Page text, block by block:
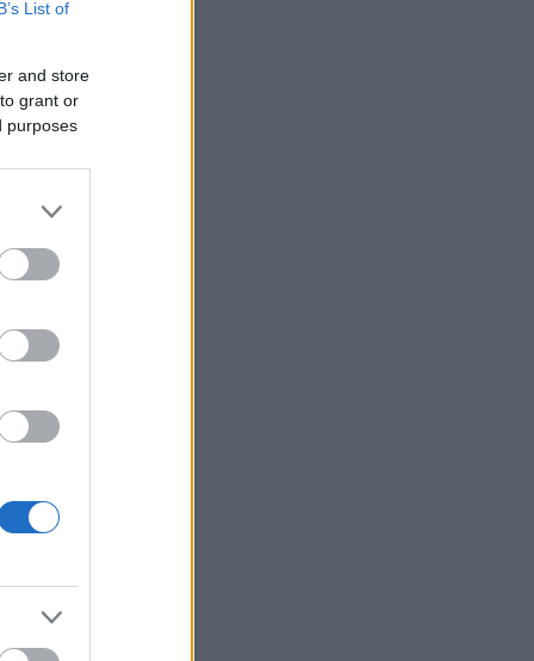
List of
and store
grant or
purposes